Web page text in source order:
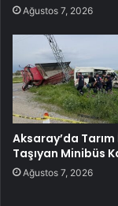
Ağustos 7, 2026
Aksaray’da
Taşıyan Minibüs
Ağustos 7, 2026